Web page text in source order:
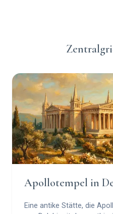
Apollotempel in
Eine antike Stätte, die